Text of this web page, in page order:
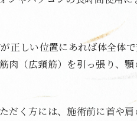
正しい位置にあれば体全体
肉（広頸筋）を引っ張り、
だく方には、施術前に首や